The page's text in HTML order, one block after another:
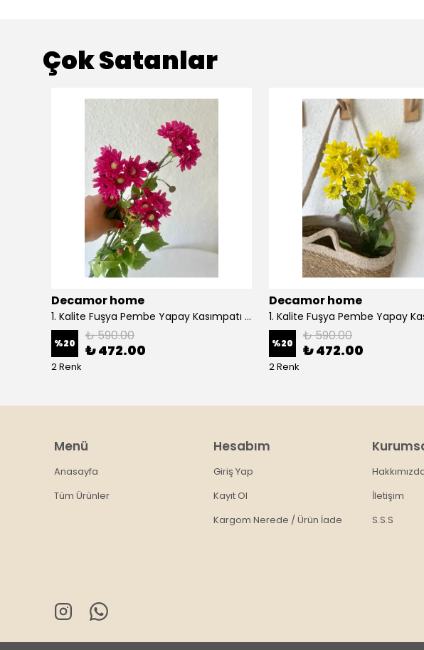
Çok Satanlar
Decamor home
1. Kalite Fuşya Pembe Yapay Kasımpatı Dalı Çiçeği 80 cm - Pembee
%20 ₺ 590.00
₺ 472.00
2 Renk
Decamor home
%20 ₺ 590.00
₺ 472.00
2 Renk
Menü
Anasayfa
Tüm Ürünler
Hesabım
Giriş Yap
Kayıt Ol
Kargom Nerede / Ürün İade
İletişim
S.S.S